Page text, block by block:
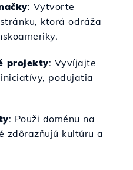
: Vytvorte
ktorá odráža
projekty: Vyvíjajte
podujatia
: Použi doménu na
zdôrazňujú kultúru a